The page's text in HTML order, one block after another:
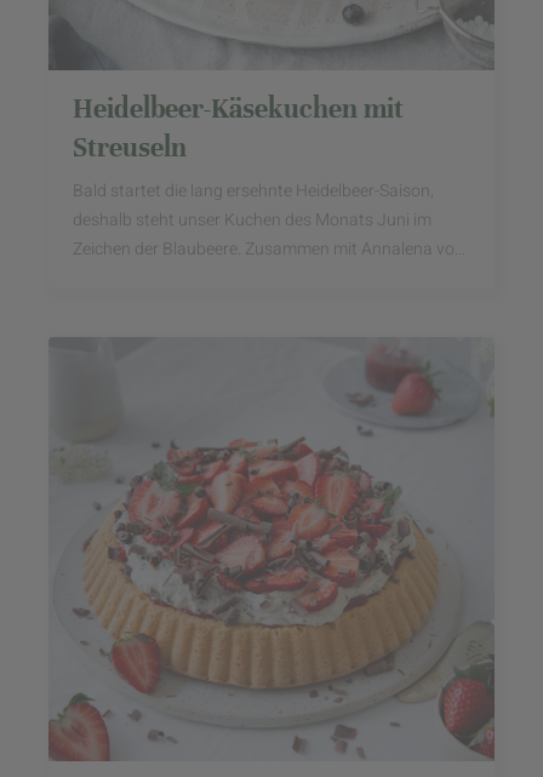
Heidelbeer-Käsekuchen mit
Streuseln
Bald startet die lang ersehnte Heidelbeer-Saison,
deshalb steht unser Kuchen des Monats Juni im
Zeichen der Blaubeere. Zusammen mit Annalena von